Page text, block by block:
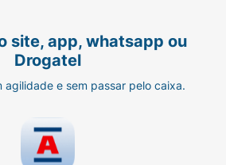
Glycerin
EDTA (Edetato
Benzoate (Benzoato
(Corante Amarelo de
), CI 15985 (Corante
15985), CI 16185
site, app, whatsapp ou
Drogatel
agilidade e sem passar pelo caixa.